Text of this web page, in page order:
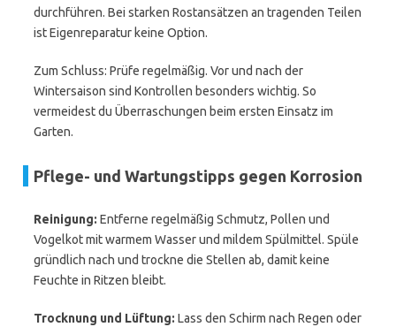
durchführen. Bei starken Rostansätzen an tragenden Teilen
ist Eigenreparatur keine Option.
Zum Schluss: Prüfe regelmäßig. Vor und nach der
Wintersaison sind Kontrollen besonders wichtig. So
vermeidest du Überraschungen beim ersten Einsatz im
Garten.
Pflege- und Wartungstipps gegen Korrosion
Reinigung: Entferne regelmäßig Schmutz, Pollen und
Vogelkot mit warmem Wasser und mildem Spülmittel. Spüle
gründlich nach und trockne die Stellen ab, damit keine
Feuchte in Ritzen bleibt.
Trocknung und Lüftung: Lass den Schirm nach Regen oder